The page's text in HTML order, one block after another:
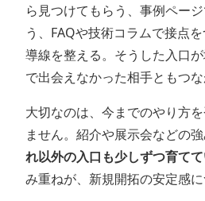
ら見つけてもらう、事例ペー
う、FAQや技術コラムで接点
導線を整える。そうした入口
で出会えなかった相手ともつな
大切なのは、今までのやり方
ません。紹介や展示会などの強
れ以外の入口も少しずつ育て
み重ねが、新規開拓の安定感に